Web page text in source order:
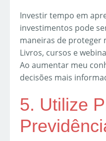
Investir tempo em
investimentos pode
maneiras de proteger
Livros, cursos e
Ao aumentar meu
decisões mais
5. Utilize